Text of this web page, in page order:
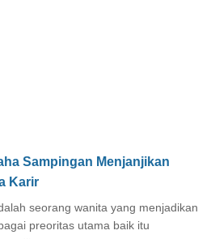
Sampingan Menjanjikan
Karir
seorang wanita yang menjadikan
preoritas utama baik itu